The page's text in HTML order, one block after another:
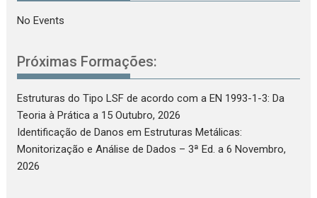
No Events
Próximas Formações:
Estruturas do Tipo LSF de acordo com a EN 1993-1-3: Da
Teoria à Prática a 15 Outubro, 2026
Identificação de Danos em Estruturas Metálicas:
Monitorização e Análise de Dados – 3ª Ed. a 6 Novembro,
2026